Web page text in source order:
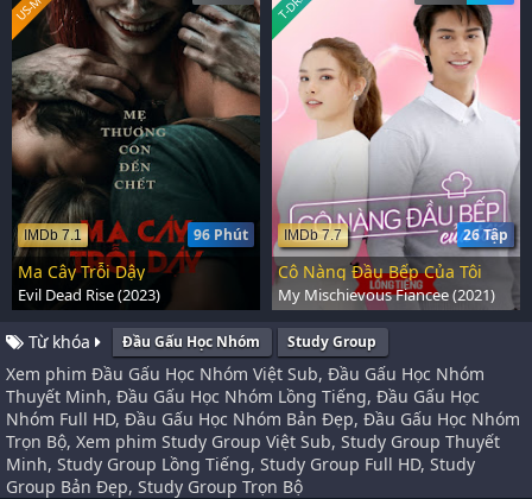
96 Phút
IMDb 7.1
Ma Cây Trỗi Dậy
Evil Dead Rise (2023)
26 Tập
IMDb 7.7
Cô Nàng Đầu Bếp Của Tôi
My Mischievous Fiancee (2021)
Từ khóa Đầu Gấu Học Nhóm Study Group
Xem phim Đầu Gấu Học Nhóm Việt Sub, Đầu Gấu Học Nhóm
Thuyết Minh, Đầu Gấu Học Nhóm Lồng Tiếng, Đầu Gấu Học
Nhóm Full HD, Đầu Gấu Học Nhóm Bản Đẹp, Đầu Gấu Học Nhóm
Trọn Bộ, Xem phim Study Group Việt Sub, Study Group Thuyết
Minh, Study Group Lồng Tiếng, Study Group Full HD, Study
Group Bản Đẹp, Study Group Trọn Bộ